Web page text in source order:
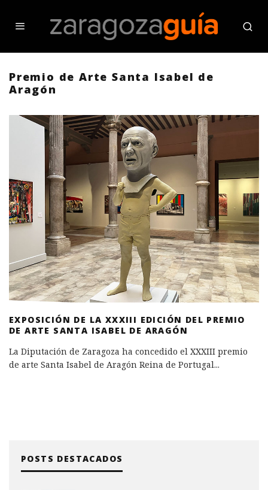
Premio de Arte Santa Isabel de
Aragón
EXPOSICIÓN DE LA XXXIII EDICIÓN DEL PREMIO
DE ARTE SANTA ISABEL DE ARAGÓN
La Diputación de Zaragoza ha concedido el XXXIII premio
de arte Santa Isabel de Aragón Reina de Portugal...
POSTS DESTACADOS